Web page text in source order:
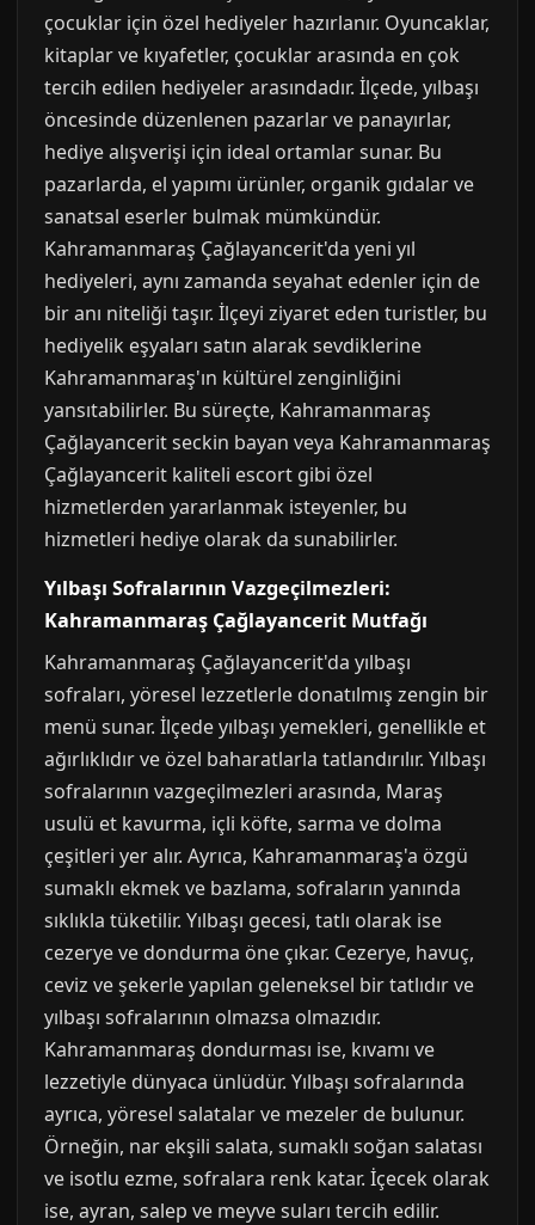
çocuklar için özel hediyeler hazırlanır. Oyuncaklar,
kitaplar ve kıyafetler, çocuklar arasında en çok
tercih edilen hediyeler arasındadır. İlçede, yılbaşı
öncesinde düzenlenen pazarlar ve panayırlar,
hediye alışverişi için ideal ortamlar sunar. Bu
pazarlarda, el yapımı ürünler, organik gıdalar ve
sanatsal eserler bulmak mümkündür.
Kahramanmaraş Çağlayancerit'da yeni yıl
hediyeleri, aynı zamanda seyahat edenler için de
bir anı niteliği taşır. İlçeyi ziyaret eden turistler, bu
hediyelik eşyaları satın alarak sevdiklerine
Kahramanmaraş'ın kültürel zenginliğini
yansıtabilirler. Bu süreçte, Kahramanmaraş
Çağlayancerit seckin bayan veya Kahramanmaraş
Çağlayancerit kaliteli escort gibi özel
hizmetlerden yararlanmak isteyenler, bu
hizmetleri hediye olarak da sunabilirler.
Yılbaşı Sofralarının Vazgeçilmezleri:
Kahramanmaraş Çağlayancerit Mutfağı
Kahramanmaraş Çağlayancerit'da yılbaşı
sofraları, yöresel lezzetlerle donatılmış zengin bir
menü sunar. İlçede yılbaşı yemekleri, genellikle et
ağırlıklıdır ve özel baharatlarla tatlandırılır. Yılbaşı
sofralarının vazgeçilmezleri arasında, Maraş
usulü et kavurma, içli köfte, sarma ve dolma
çeşitleri yer alır. Ayrıca, Kahramanmaraş'a özgü
sumaklı ekmek ve bazlama, sofraların yanında
sıklıkla tüketilir. Yılbaşı gecesi, tatlı olarak ise
cezerye ve dondurma öne çıkar. Cezerye, havuç,
ceviz ve şekerle yapılan geleneksel bir tatlıdır ve
yılbaşı sofralarının olmazsa olmazıdır.
Kahramanmaraş dondurması ise, kıvamı ve
lezzetiyle dünyaca ünlüdür. Yılbaşı sofralarında
ayrıca, yöresel salatalar ve mezeler de bulunur.
Örneğin, nar ekşili salata, sumaklı soğan salatası
ve isotlu ezme, sofralara renk katar. İçecek olarak
ise, ayran, salep ve meyve suları tercih edilir.